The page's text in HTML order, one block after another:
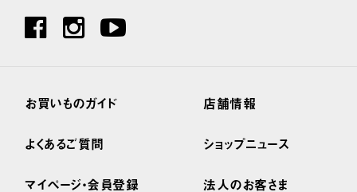
お買いものガイド
よくあるご質問
マイページ・会員登録
店舗情報
ショップニュース
法人のお客さま